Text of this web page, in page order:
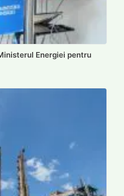
Energiei pentru